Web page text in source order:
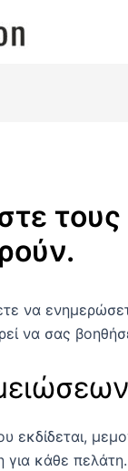
τους
να
να σας
εκδίδεται,
για κάθε πελάτη.